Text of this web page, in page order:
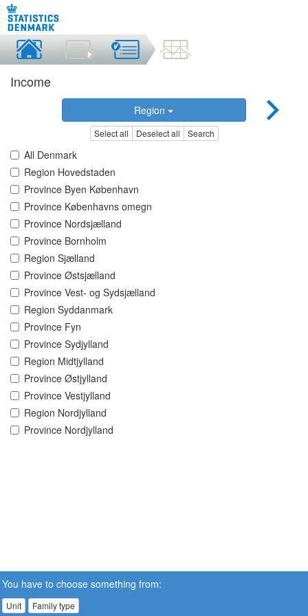
Income
Region
Select all Deselect all Search
All Denmark
Region Hovedstaden
Province Byen København
Province Københavns omegn
Province Nordsjælland
Province Bornholm
Region Sjælland
Province Østsjælland
Province Vest- og Sydsjælland
Region Syddanmark
Province Fyn
Province Sydjylland
Region Midtjylland
Province Østjylland
Province Vestjylland
Region Nordjylland
Province Nordjylland
You have to choose something from:
Unit Family type